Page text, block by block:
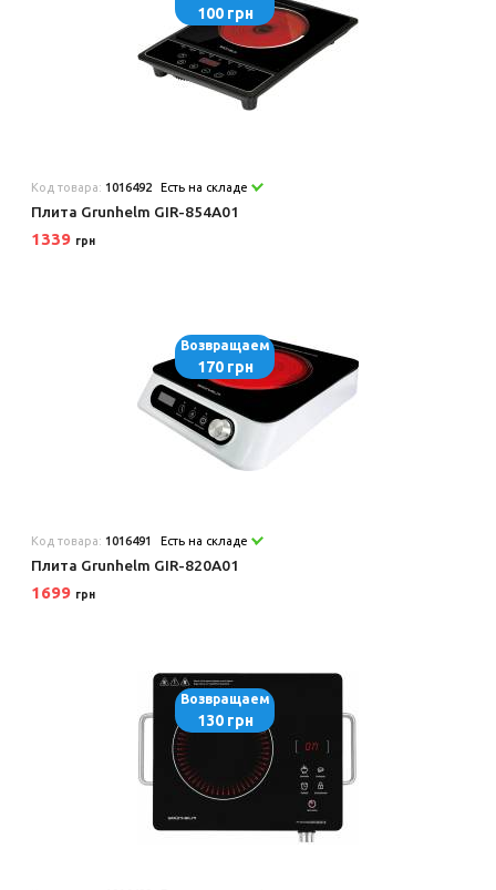
100 грн
Код товара: 1016492 Есть на складе
Плита Grunhelm GIR-854A01
1339 грн
Возвращаем
170 грн
Код товара: 1016491 Есть на складе
Плита Grunhelm GIR-820A01
1699 грн
Возвращаем
130 грн